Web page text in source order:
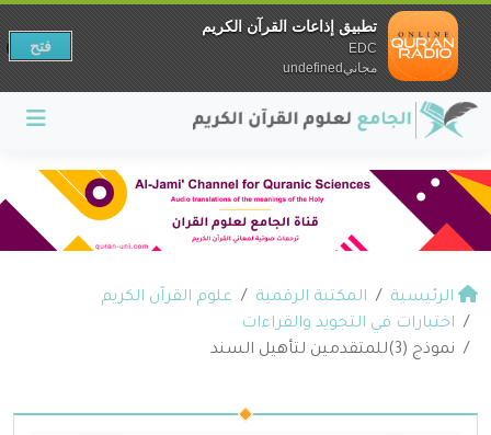
الرئيسية المكتبة الرقمية
علوم القرآن الكريم
اختبارات في التجويد والقراءات
نموذج (3)للمتقدمين لتأهيل السند
تطبيق إذاعات القرآن الكريم
EDC
مجانيundefined
فتح